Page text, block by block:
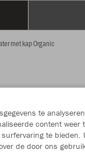
met kap Organic
te
content weer
te bieden.
de door ons